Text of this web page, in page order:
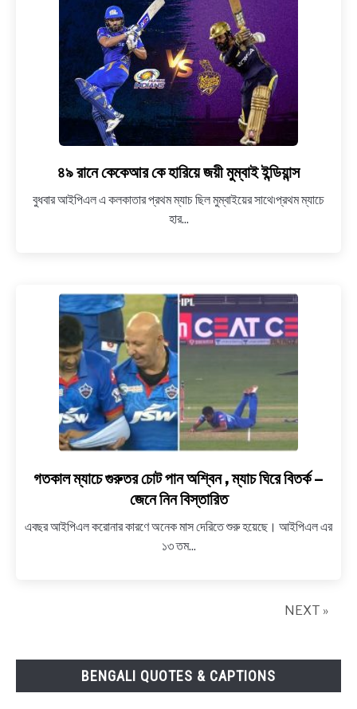
তেন্ডুলকরের
রেকর্ড
ভেঙে
একাধিক
রেকর্ড
কে
রাহুলের
link
৪৯
রানে
জয়ী
মুম্বাই
ইন্ডিয়ান্স
৪৯ রানে কেকেআর কে হারিয়ে জয়ী মুম্বাই ইন্ডিয়ান্স
বুধবার আইপিএল এ কলকাতার প্রথম ম্যাচ ছিল মুম্বাইয়ের সাথে৷প্রথম ম্যাচে
হার...
link
to
ম্যাচে
গুরুতর
ঘিরে
গতকাল ম্যাচে গুরুতর চোট পান অশ্বিন , ম্যাচ ঘিরে বিতর্ক –
জেনে নিন বিস্তারিত
এবছর আইপিএল করোনার কারণে অনেক মাস দেরিতে শুরু হয়েছে। আইপিএল এর
১৩ তম...
NEXT »
BENGALI QUOTES & CAPTIONS